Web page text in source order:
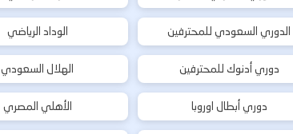
الدوري السعودي للمحترفين
دوري أدنوك للمحترفين
دوري أبطال اوروبا
الوداد الرياضي
الهلال السعودي
الأهلي المصري